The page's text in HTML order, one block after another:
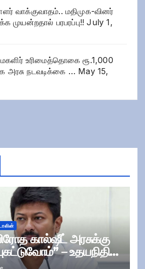
வாக்குவாதம்.. மதிமுக-வினர்
முயன்றதால் பரபரப்பு!! July 1,
உரிமைத்தொகை ரூ.1,000
அரசு நடவடிக்கை … May 15,
கால்ஷீட் அரசுக்கு
– உதயநிதி